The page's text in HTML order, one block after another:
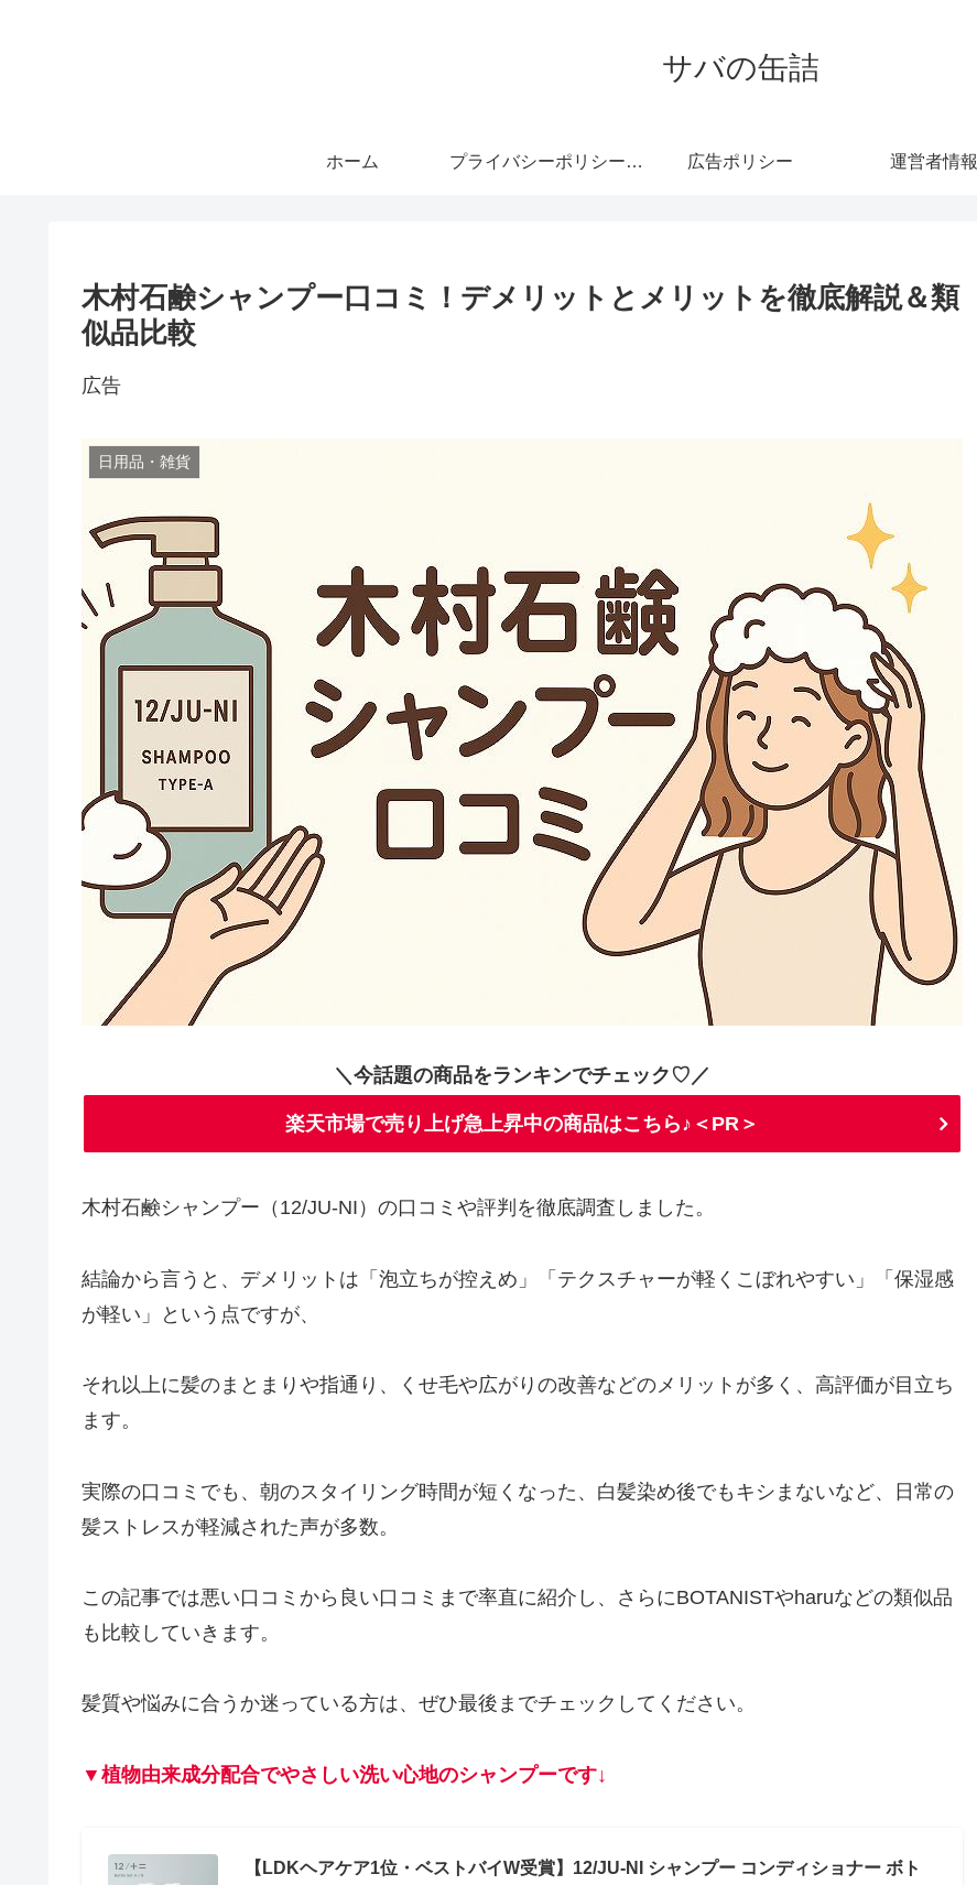
サバの缶詰
ホーム プライバシーポリシー・免責事項 広告ポリシー 運営者情報
木村石鹸シャンプー口コミ！デメリットとメリットを徹底解説＆類
似品比較
広告
日用品・雑貨
＼今話題の商品をランキンでチェック♡／
楽天市場で売り上げ急上昇中の商品はこちら♪＜PR＞
木村石鹸シャンプー（12/JU-NI）の口コミや評判を徹底調査しました。
結論から言うと、デメリットは「泡立ちが控えめ」「テクスチャーが軽くこぼれやすい」「保湿感
が軽い」という点ですが、
それ以上に髪のまとまりや指通り、くせ毛や広がりの改善などのメリットが多く、高評価が目立ち
ます。
実際の口コミでも、朝のスタイリング時間が短くなった、白髪染め後でもキシまないなど、日常の
髪ストレスが軽減された声が多数。
この記事では悪い口コミから良い口コミまで率直に紹介し、さらにBOTANISTやharuなどの類似品
も比較していきます。
髪質や悩みに合うか迷っている方は、ぜひ最後までチェックしてください。
▼植物由来成分配合でやさしい洗い心地のシャンプーです↓
【LDKヘアケア1位・ベストバイW受賞】12/JU-NI シャンプー コンディショナー ボト